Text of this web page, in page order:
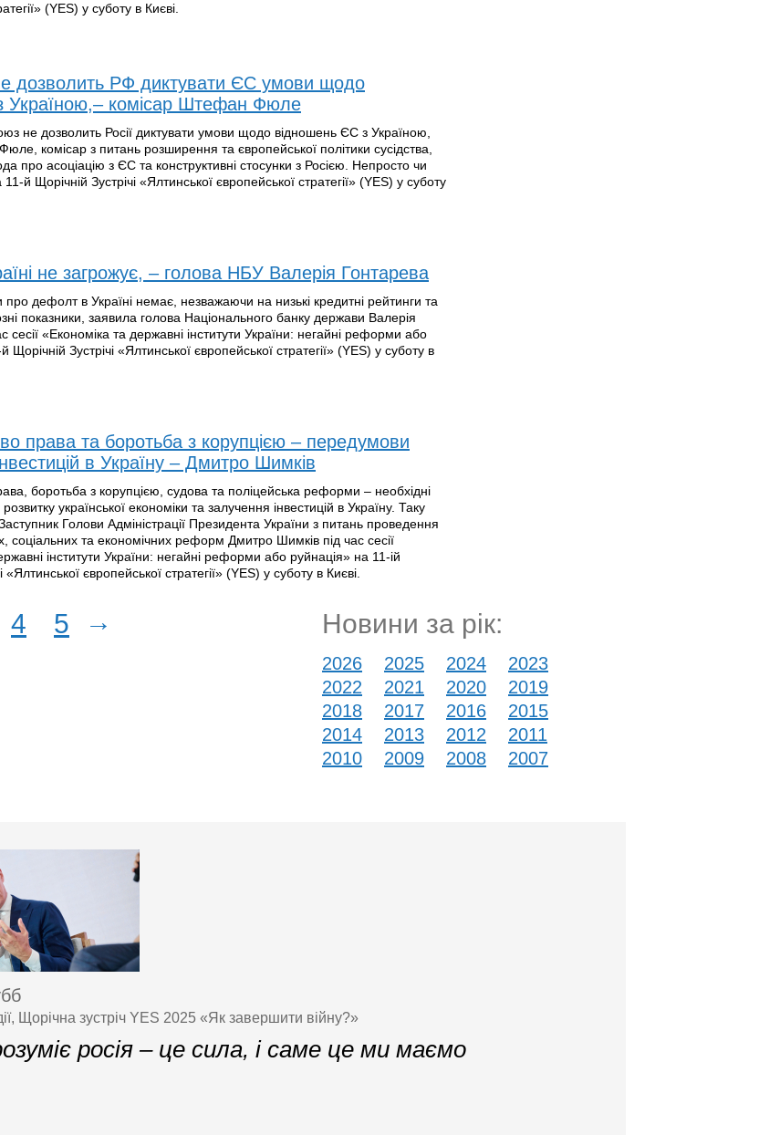
(YES) у суботу в Києві.
дозволить РФ диктувати ЄС умови щодо
Україною,– комісар Штефан Фюле
не дозволить Росії диктувати умови щодо відношень ЄС з Україною,
комісар з питань розширення та європейської політики сусідства,
про асоціацію з ЄС та конструктивні стосунки з Росією. Непросто чи
й Щорічній Зустрічі «Ялтинської європейської стратегії» (YES) у суботу
не загрожує, – голова НБУ Валерія Гонтарева
про дефолт в Україні немає, незважаючи на низькі кредитні рейтинги та
показники, заявила голова Національного банку держави Валерія
сесії «Економіка та державні інститути України: негайні реформи або
Щорічній Зустрічі «Ялтинської європейської стратегії» (YES) у суботу в
права та боротьба з корупцією – передумови
в Україну – Дмитро Шимків
боротьба з корупцією, судова та поліцейська реформи – необхідні
української економіки та залучення інвестицій в Україну. Таку
Голови Адміністрації Президента України з питань проведення
соціальних та економічних реформ Дмитро Шимків під час сесії
інститути України: негайні реформи або руйнація» на 11-ій
«Ялтинської європейської стратегії» (YES) у суботу в Києві.
4 5 → Новини за рік:
2026 2025 2024
2023
2022
2021 2020
2019
2018
2017 2016
2015
2014
2013 2012
2011
2010
2009 2008 2007
Щорічна зустріч YES 2025 «Як завершити війну?»
росія – це сила, і саме це ми маємо